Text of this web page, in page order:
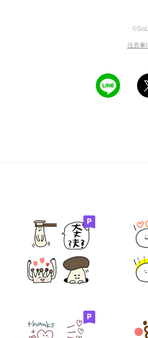
注意事